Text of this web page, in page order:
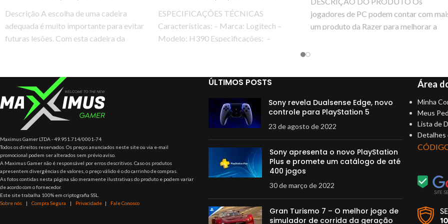
Descrição A escolha de uma cadeira
adequada é muito importante para evitar
futuras lesões. Com esta cadeira da
ESPECIFICAÇÕES TÉCNICAS
Características: – Marca: Logitech –
Modelo: H390 Especificações: –
jogadores de PC podem contar com
um produto da Razer para melhorar a
Maximus Gamer LTDA - 49.951.714/0001-74
Todos os direitos reservados. Os preços anunciados neste site ou via e-mail
promocional podem ser alterados sem prévio aviso.
A Maximus Gamer não é responsável por erros descritivos. Caso os produtos
apresentem divergências de valores, o preço válido é o do carrinho de compras.
As fotos contidas nesta página são meramente ilustrativas do produto e podem variar
de acordo com o fornecedor.
Este site trabalha 100% em criptografia SSL.
Sobre nós | Compra Segura | Privacidade | Fale Conosco
ÚLTIMOS POSTS
Sony revela Dualsense Edge, novo
controle para PlayStation 5
23 de agosto de 2022
Sony apresenta o novo PlayStation
Plus e promete um catálogo de até
400 jogos
30 de março de 2022
Gran Turismo 7 – O melhor jogo de
simulador de corrida da geração
Área
Minha
Meus
Lista de
Detalhes